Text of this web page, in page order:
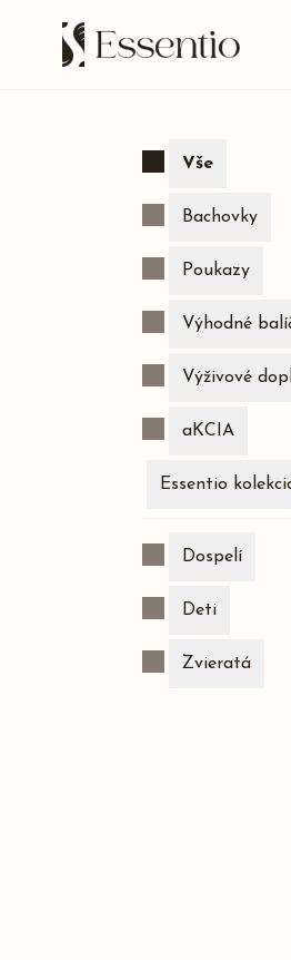
Vše
Bachovky
Poukazy
Výhodné
Výživové
aKCIA
Essentio
Dospelí
Deti
Zvieratá